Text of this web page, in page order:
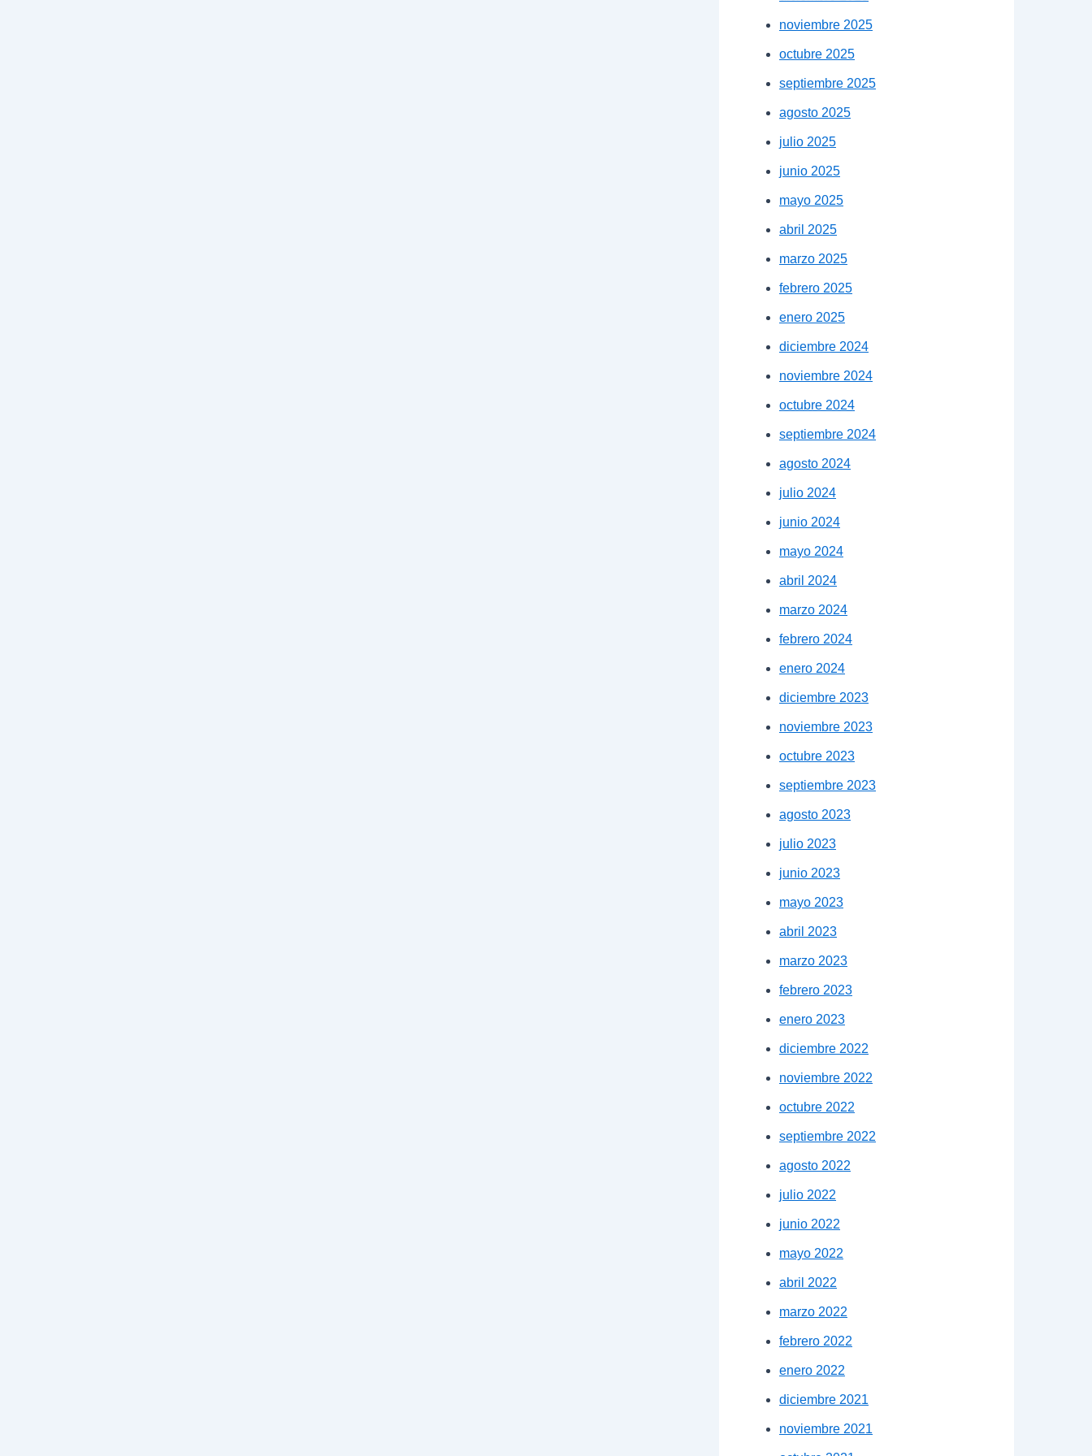
noviembre 2025
octubre 2025
septiembre 2025
agosto 2025
julio 2025
junio 2025
mayo 2025
abril 2025
marzo 2025
febrero 2025
enero 2025
diciembre 2024
noviembre 2024
octubre 2024
septiembre 2024
agosto 2024
julio 2024
junio 2024
mayo 2024
abril 2024
marzo 2024
febrero 2024
enero 2024
diciembre 2023
noviembre 2023
octubre 2023
septiembre 2023
agosto 2023
julio 2023
junio 2023
mayo 2023
abril 2023
marzo 2023
febrero 2023
enero 2023
diciembre 2022
noviembre 2022
octubre 2022
septiembre 2022
agosto 2022
julio 2022
junio 2022
mayo 2022
abril 2022
marzo 2022
febrero 2022
enero 2022
diciembre 2021
noviembre 2021